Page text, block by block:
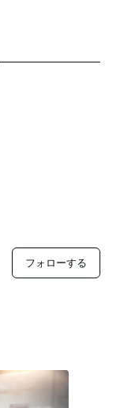
フォローする